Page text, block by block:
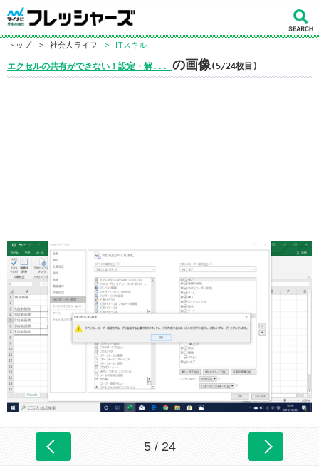
トップ > 社会人ライフ > ITスキル
エクセルの共有ができない！設定・解... の画像(5/24枚目)
5 / 24